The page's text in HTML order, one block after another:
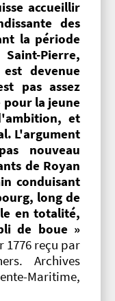
accueillir
des
la période
Pierre,
devenue
pas assez
la jeune
et
L'argument
nouveau
de Royan
conduisant
long de
en totalité,
de boue »
1776 reçu par
Archives
Maritime,